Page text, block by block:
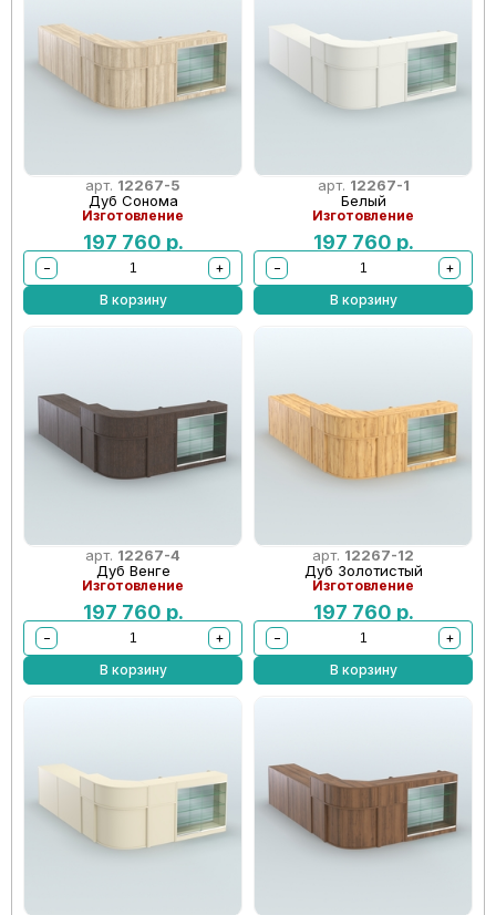
арт. 12267-5
Дуб Сонома
Изготовление
197 760 р.
−
+
В корзину
арт. 12267-1
Белый
Изготовление
197 760 р.
−
+
В корзину
арт. 12267-4
Дуб Венге
Изготовление
197 760 р.
−
+
В корзину
арт. 12267-12
Дуб Золотистый
Изготовление
197 760 р.
−
+
В корзину